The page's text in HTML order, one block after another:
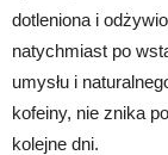
dotleniona i
natychmiast po
umysłu i
kofeiny, nie znika
kolejne dni.